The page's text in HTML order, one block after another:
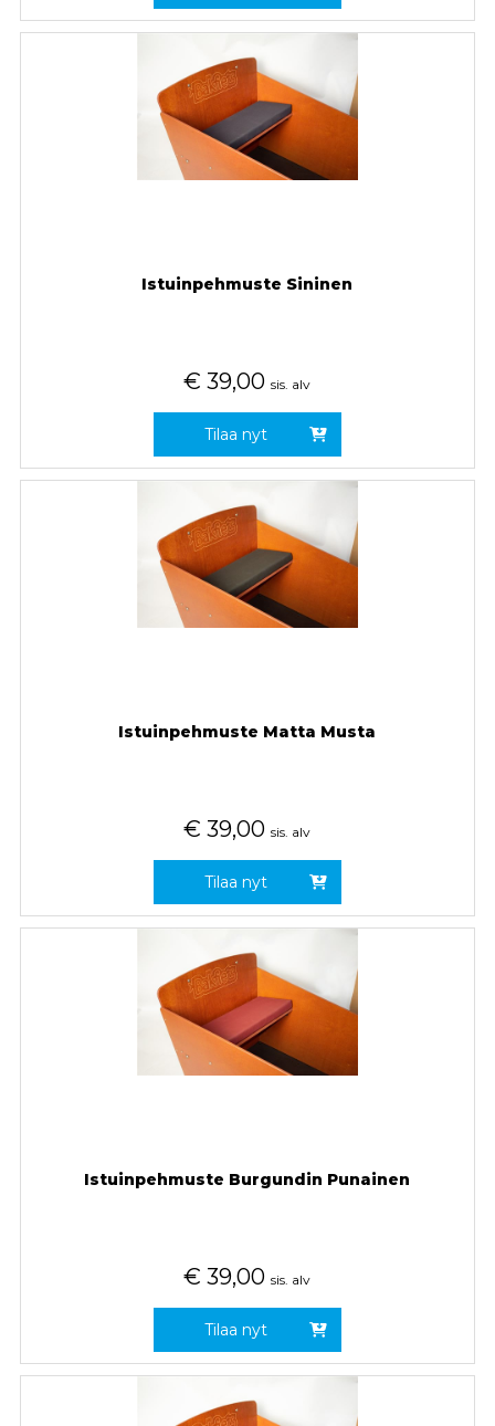
Istuinpehmuste Sininen
€ 39,00 sis. alv
Tilaa nyt
Istuinpehmuste Matta Musta
€ 39,00 sis. alv
Tilaa nyt
Istuinpehmuste Burgundin Punainen
€ 39,00 sis. alv
Tilaa nyt